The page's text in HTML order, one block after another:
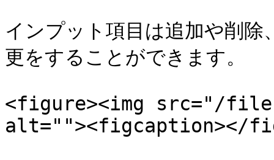
インプット項目は追加や削
更をすることができます。
<figure><img src="/
alt=""><figcaption></